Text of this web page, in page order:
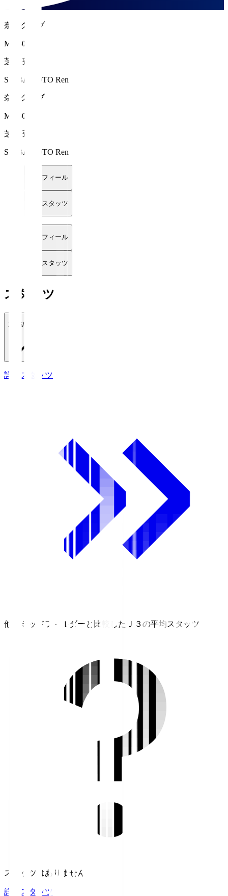
奈良クラブ
MF 50
芝本 蓮
SHIBAMOTO Ren
奈良クラブ
MF 50
芝本 蓮
SHIBAMOTO Ren
プロフィール
詳細スタッツ
プロフィール
詳細スタッツ
スタッツ
2026/27
詳細スタッツ
他のミッドフィルダーと比較したＪ３の平均スタッツ
スタッツはありません。
詳細スタッツ